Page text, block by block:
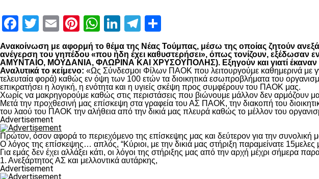
Facebook
Twitter
EmailPinterest
WhatsApp
LinkedIn
Telegram
Ανακοίνωση με αφορμή το θέμα της Νέας Τούμπας, μέσω της οποίας ζητούν
ανέγερση του γηπέδου «που ήδη έχει καθυστερήσει», όπως τονίζουν,
ΑΜΥΝΤΑΙΟ, ΜΟΥΔΑΝΙΑ, ΦΛΩΡΙΝΑ ΚΑΙ ΧΡΥΣΟΥΠΟΛΗΣ). Εξηγούν και γιατί έκαναν
Αναλυτικά το κείμενο: «Ως Σύνδεσμοι Φίλων ΠΑΟΚ που λειτουργούμε καθημερινά με
τελευταία φορά) καθώς εν όψη των 100 ετών τα διοικητικά εσωπροβλήματα του
επικρατήσει η λογική, η ενότητα και η υγιείς σκέψη προς συμφέρουν του ΠΑΟΚ μας.
Χωρίς να μακρηγορούμε καθώς στις περιστάσεις που βιώνουμε μάλλον δεν αρμόζουν
Μετά την προχθεσινή μας επίσκεψη στα γραφεία του ΑΣ ΠΑΟΚ, την διακοπή του
του λαού του ΠΑΟΚ την αλήθεια από την δικιά μας πλευρά καθώς το μέλλον του
Advertisement
Πρώτον, όσον αφορά το περιεχόμενο της επίσκεψης μας και δεύτερον για την
Ο λόγος της επίσκεψης… απλός, “Κύριοι, με την δικιά μας στήριξη παραμείνατε
Για εμάς δεν έχει αλλάξει κάτι, οι λόγοι της στήριξης μας από την αρχή μέχρι σήμερα
1. Ανεξάρτητος ΑΣ και μελλοντικά αυτάρκης,
Advertisement